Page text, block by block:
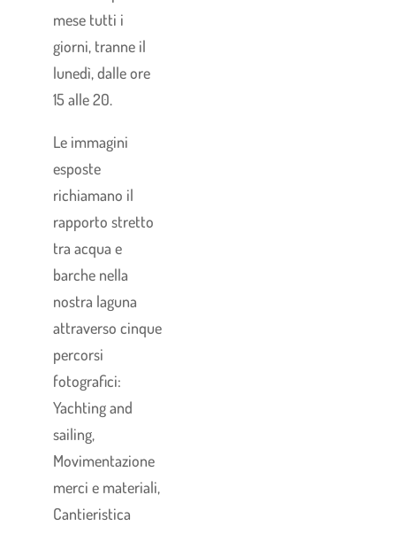
mese tutti i
giorni, tranne il
lunedì, dalle ore
15 alle 20.
Le immagini
esposte
richiamano il
rapporto stretto
tra acqua e
barche nella
nostra laguna
attraverso cinque
percorsi
fotografici:
Yachting and
sailing,
Movimentazione
merci e materiali,
Cantieristica